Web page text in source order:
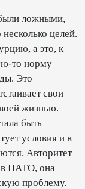
ложными,
целей.
а это, к
то норму
Это
свои
жизнью.
быть
условия и в
Авторитет
в НАТО, она
проблему.